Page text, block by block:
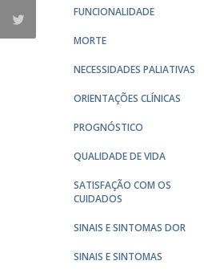
FUNCIONALIDADE
MORTE
NECESSIDADES PALIATIVAS
ORIENTAÇÕES CLÍNICAS
PROGNÓSTICO
QUALIDADE DE VIDA
SATISFAÇÃO COM OS
CUIDADOS
SINAIS E SINTOMAS DOR
SINAIS E SINTOMAS